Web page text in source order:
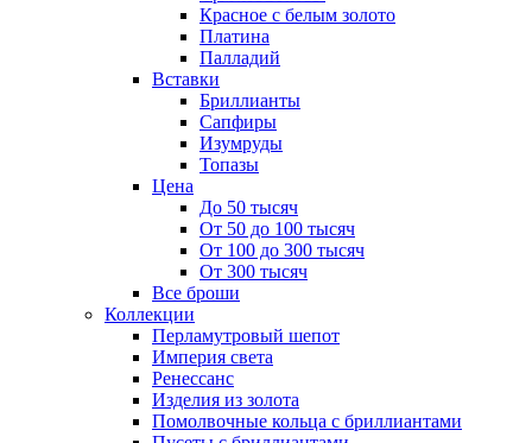
Красное с белым золото
Платина
Палладий
Вставки
Бриллианты
Сапфиры
Изумруды
Топазы
Цена
До 50 тысяч
От 50 до 100 тысяч
От 100 до 300 тысяч
От 300 тысяч
Все броши
Коллекции
Перламутровый шепот
Империя света
Ренессанс
Изделия из золота
Помолвочные кольца с бриллиантами